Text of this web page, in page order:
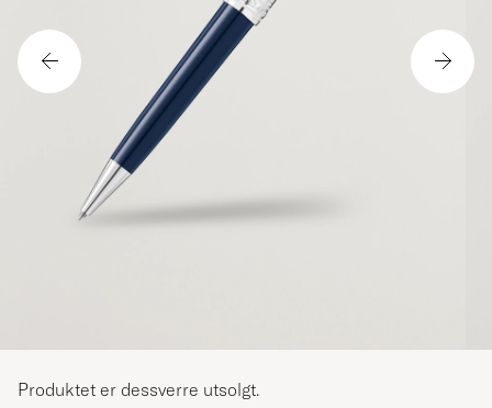
Produktet er dessverre utsolgt.